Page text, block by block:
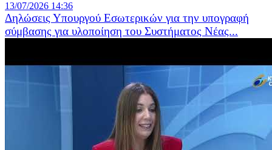
13/07/2026 14:36
Δηλώσεις Υπουργού Εσωτερικών για την υπογραφή
σύμβασης για υλοποίηση του Συστήματος Νέας...